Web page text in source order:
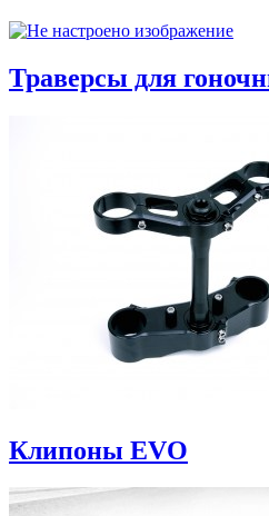
Траверсы для
Клипоны EVO